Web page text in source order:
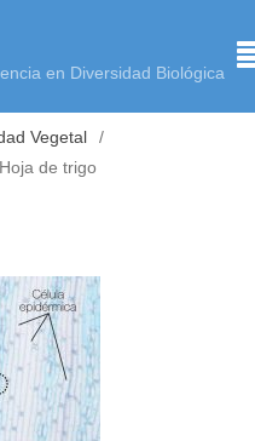
en Diversidad Biológica
Vegetal
Hoja de trigo